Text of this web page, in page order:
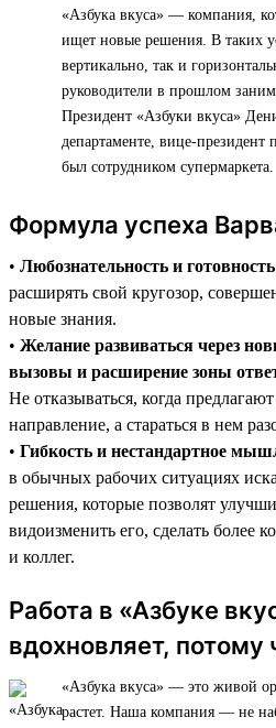
«Азбука вкуса» — компания,
ищет новые решения. В таких
вертикально, так и
руководители в прошлом
Президент «Азбуки вкуса»
департаменте, вице-президент
был сотрудником супермаркета.
Формула успеха
• Любознательность и
расширять свой кругозор,
новые знания.
• Желание развиваться через
вызовы и расширение зоны
Не отказываться, когда
направление, а стараться в нем
• Гибкость и нестандартное
в обычных рабочих ситуациях
решения, которые позволят
видоизменить его, сделать более
и коллег.
Работа в «Азбуке
вдохновляет, потому
«Азбука вкуса» — это живой
растет. Наша компания — не